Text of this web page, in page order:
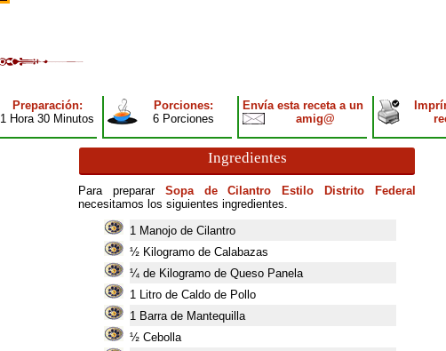
Preparación:
1 Hora 30 Minutos
Porciones:
6 Porciones
Envía esta receta a un
amig@
Ingredientes
Para preparar Sopa de Cilantro Estilo Distrito Federal
necesitamos los siguientes ingredientes.
1 Manojo de Cilantro
½ Kilogramo de Calabazas
¼ de Kilogramo de Queso Panela
1 Litro de Caldo de Pollo
1 Barra de Mantequilla
½ Cebolla